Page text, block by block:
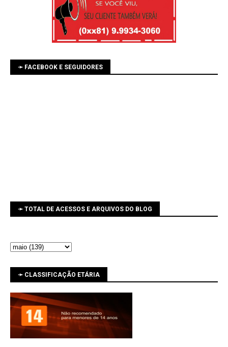
➛ FACEBOOK E SEGUIDORES
➛ TOTAL DE ACESSOS E ARQUIVOS DO BLOG
➛ CLASSIFICAÇÃO ETÁRIA